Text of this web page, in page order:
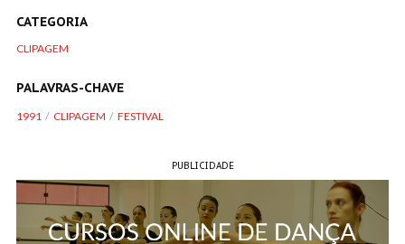
CATEGORIA
CLIPAGEM
PALAVRAS-CHAVE
1991 CLIPAGEM FESTIVAL
PUBLICIDADE